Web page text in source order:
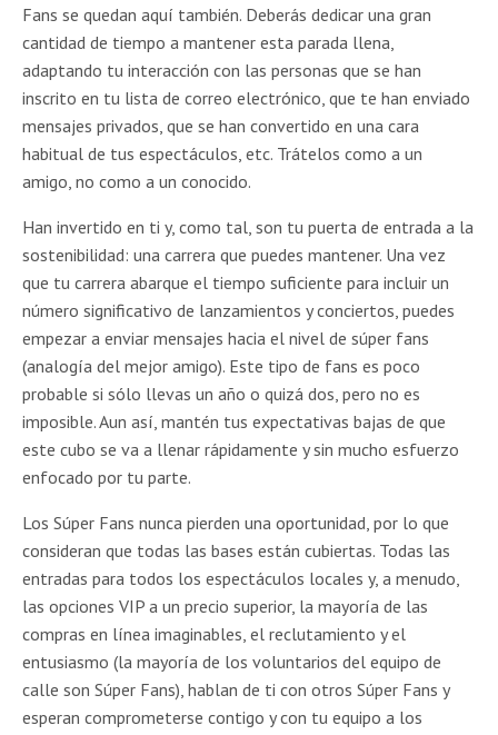
Fans se quedan aquí también. Deberás dedicar una gran
cantidad de tiempo a mantener esta parada llena,
adaptando tu interacción con las personas que se han
inscrito en tu lista de correo electrónico, que te han enviado
mensajes privados, que se han convertido en una cara
habitual de tus espectáculos, etc. Trátelos como a un
amigo, no como a un conocido.
Han invertido en ti y, como tal, son tu puerta de entrada a la
sostenibilidad: una carrera que puedes mantener. Una vez
que tu carrera abarque el tiempo suficiente para incluir un
número significativo de lanzamientos y conciertos, puedes
empezar a enviar mensajes hacia el nivel de súper fans
(analogía del mejor amigo). Este tipo de fans es poco
probable si sólo llevas un año o quizá dos, pero no es
imposible. Aun así, mantén tus expectativas bajas de que
este cubo se va a llenar rápidamente y sin mucho esfuerzo
enfocado por tu parte.
Los Súper Fans nunca pierden una oportunidad, por lo que
consideran que todas las bases están cubiertas. Todas las
entradas para todos los espectáculos locales y, a menudo,
las opciones VIP a un precio superior, la mayoría de las
compras en línea imaginables, el reclutamiento y el
entusiasmo (la mayoría de los voluntarios del equipo de
calle son Súper Fans), hablan de ti con otros Súper Fans y
esperan comprometerse contigo y con tu equipo a los